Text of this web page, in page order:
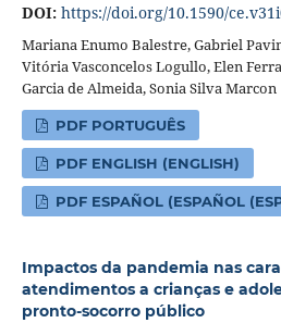
DOI: https://doi.org/10.1590/
Mariana Enumo Balestre, Gabriel
Vitória Vasconcelos Logullo, Elen
Garcia de Almeida, Sonia Silva Marcon
PDF PORTUGUÊS
PDF ENGLISH (ENGLISH)
PDF ESPAÑOL (ESPAÑOL
Impactos da pandemia nas
atendimentos a crianças e
pronto-socorro público